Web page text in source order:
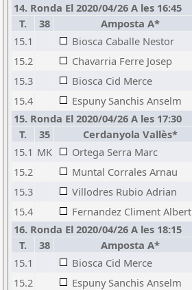
14. Ronda El 2020/04/26 A les 16:45
T.
38 Amposta A*
15.1
Biosca Caballe Nestor
15.2
Chavarria Ferre Josep
15.3
Biosca Cid Merce
15.4
Espuny Sanchis Anselm
15. Ronda El 2020/04/26 A les 17:30
T.
35 Cerdanyola Vallès*
15.1 MK Ortega Serra Marc
15.2
Muntal Corrales Arnau
15.3
Villodres Rubio Adrian
15.4
Fernandez Climent Albert
16. Ronda El 2020/04/26 A les 18:15
T.
38 Amposta A*
15.1
Biosca Cid Merce
15.2
Espuny Sanchis Anselm